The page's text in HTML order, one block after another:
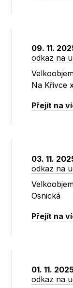
09. 11.
odkaz na
Na Křivce
Přejít na
03. 11.
odkaz na
Osnická
Přejít na
01. 11.
odkaz na